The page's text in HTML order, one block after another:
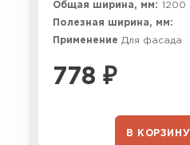
Общая ширина, мм: 1200
Полезная ширина, мм:
Применение Для фасада
778 ₽
В КОРЗИНУ